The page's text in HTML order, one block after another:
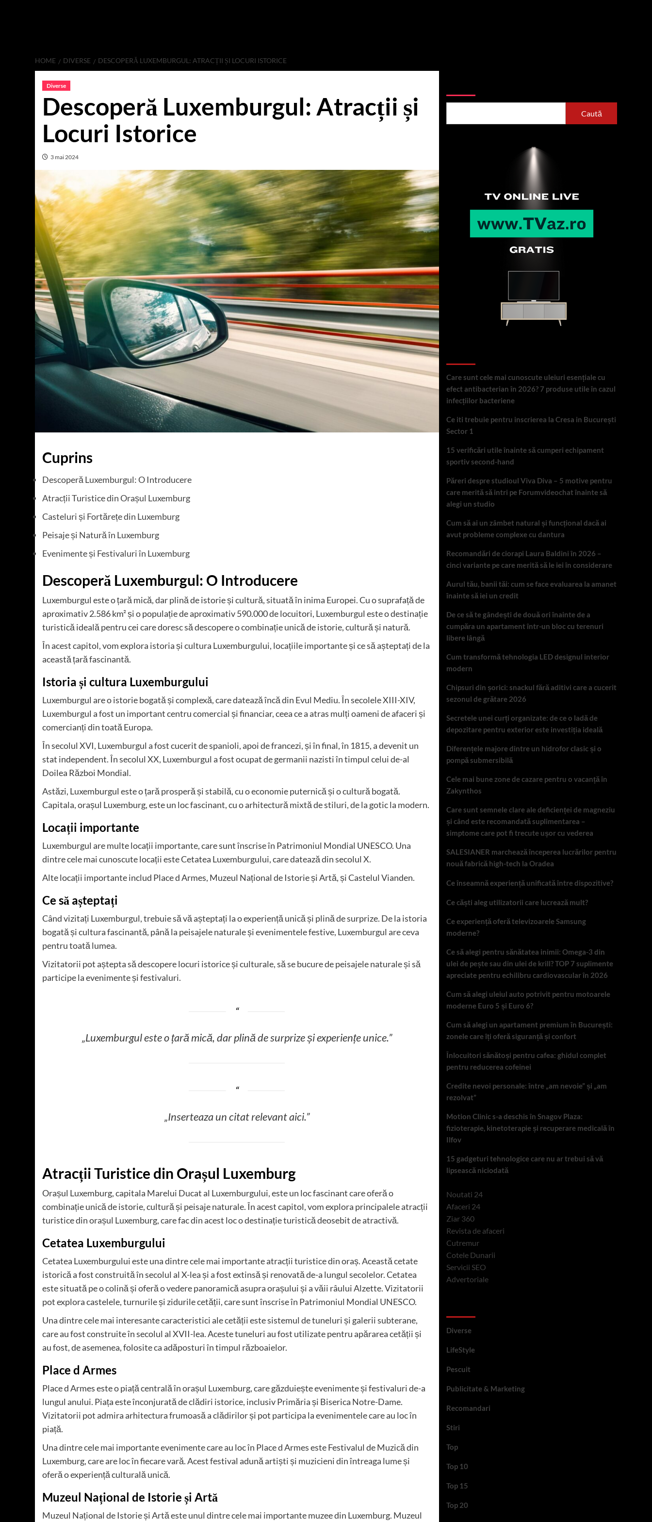
HOME DIVERSE DESCOPERĂ LUXEMBURGUL: ATRACȚII ȘI LOCURI ISTORICE
Diverse
Descoperă Luxemburgul: Atracții și
Locuri Istorice
3 mai 2024
Cuprins
Descoperă Luxemburgul: O Introducere
Atracții Turistice din Orașul Luxemburg
Casteluri și Fortărețe din Luxemburg
Peisaje și Natură în Luxemburg
Evenimente și Festivaluri în Luxemburg
Descoperă Luxemburgul: O Introducere
Luxemburgul este o țară mică, dar plină de istorie și cultură, situată în inima Europei. Cu o suprafață de
aproximativ 2.586 km² și o populație de aproximativ 590.000 de locuitori, Luxemburgul este o destinație
turistică ideală pentru cei care doresc să descopere o combinație unică de istorie, cultură și natură.
În acest capitol, vom explora istoria și cultura Luxemburgului, locațiile importante și ce să așteptați de la
această țară fascinantă.
Istoria și cultura Luxemburgului
Luxemburgul are o istorie bogată și complexă, care datează încă din Evul Mediu. În secolele XIII-XIV,
Luxemburgul a fost un important centru comercial și financiar, ceea ce a atras mulți oameni de afaceri și
comercianți din toată Europa.
În secolul XVI, Luxemburgul a fost cucerit de spanioli, apoi de francezi, și în final, în 1815, a devenit un
stat independent. În secolul XX, Luxemburgul a fost ocupat de germanii nazisti în timpul celui de-al
Doilea Război Mondial.
Astăzi, Luxemburgul este o țară prosperă și stabilă, cu o economie puternică și o cultură bogată.
Capitala, orașul Luxemburg, este un loc fascinant, cu o arhitectură mixtă de stiluri, de la gotic la modern.
Locații importante
Luxemburgul are multe locații importante, care sunt înscrise în Patrimoniul Mondial UNESCO. Una
dintre cele mai cunoscute locații este Cetatea Luxemburgului, care datează din secolul X.
Alte locații importante includ Place d Armes, Muzeul Național de Istorie și Artă, și Castelul Vianden.
Ce să așteptați
Când vizitați Luxemburgul, trebuie să vă așteptați la o experiență unică și plină de surprize. De la istoria
bogată și cultura fascinantă, până la peisajele naturale și evenimentele festive, Luxemburgul are ceva
pentru toată lumea.
Vizitatorii pot aștepta să descopere locuri istorice și culturale, să se bucure de peisajele naturale și să
participe la evenimente și festivaluri.
„Luxemburgul este o țară mică, dar plină de surprize și experiențe unice.”
„Inserteaza un citat relevant aici.”
Atracții Turistice din Orașul Luxemburg
Orașul Luxemburg, capitala Marelui Ducat al Luxemburgului, este un loc fascinant care oferă o
combinație unică de istorie, cultură și peisaje naturale. În acest capitol, vom explora principalele atracții
turistice din orașul Luxemburg, care fac din acest loc o destinație turistică deosebit de atractivă.
Cetatea Luxemburgului
Cetatea Luxemburgului este una dintre cele mai importante atracții turistice din oraș. Această cetate
istorică a fost construită în secolul al X-lea și a fost extinsă și renovată de-a lungul secolelor. Cetatea
este situată pe o colină și oferă o vedere panoramică asupra orașului și a văii râului Alzette. Vizitatorii
pot explora castelele, turnurile și zidurile cetății, care sunt înscrise în Patrimoniul Mondial UNESCO.
Una dintre cele mai interesante caracteristici ale cetății este sistemul de tuneluri și galerii subterane,
care au fost construite în secolul al XVII-lea. Aceste tuneluri au fost utilizate pentru apărarea cetății și
au fost, de asemenea, folosite ca adăposturi în timpul războaielor.
Place d Armes
Place d Armes este o piață centrală în orașul Luxemburg, care găzduiește evenimente și festivaluri de-a
lungul anului. Piața este înconjurată de clădiri istorice, inclusiv Primăria și Biserica Notre-Dame.
Vizitatorii pot admira arhitectura frumoasă a clădirilor și pot participa la evenimentele care au loc în
piață.
Una dintre cele mai importante evenimente care au loc în Place d Armes este Festivalul de Muzică din
Luxemburg, care are loc în fiecare vară. Acest festival adună artiști și muzicieni din întreaga lume și
oferă o experiență culturală unică.
Muzeul Național de Istorie și Artă
Muzeul Național de Istorie și Artă este unul dintre cele mai importante muzee din Luxemburg. Muzeul
Caută
Care sunt cele mai cunoscute uleiuri esențiale cu
efect antibacterian în 2026? 7 produse utile în cazul
infecțiilor bacteriene
Ce iti trebuie pentru inscrierea la Cresa in București
Sector 1
15 verificări utile înainte să cumperi echipament
sportiv second-hand
Păreri despre studioul Viva Diva – 5 motive pentru
care merită să intri pe Forumvideochat înainte să
alegi un studio
Cum să ai un zâmbet natural și funcțional dacă ai
avut probleme complexe cu dantura
Recomandări de ciorapi Laura Baldini în 2026 –
cinci variante pe care merită să le iei în considerare
Aurul tău, banii tăi: cum se face evaluarea la amanet
înainte să iei un credit
De ce să te gândești de două ori înainte de a
cumpăra un apartament într-un bloc cu terenuri
libere lângă
Cum transformă tehnologia LED designul interior
modern
Chipsuri din șorici: snackul fără aditivi care a cucerit
sezonul de grătare 2026
Secretele unei curți organizate: de ce o ladă de
depozitare pentru exterior este investiția ideală
Diferențele majore dintre un hidrofor clasic și o
pompă submersibilă
Cele mai bune zone de cazare pentru o vacanță în
Zakynthos
Care sunt semnele clare ale deficienței de magneziu
și când este recomandată suplimentarea –
simptome care pot fi trecute ușor cu vederea
SALESIANER marchează începerea lucrărilor pentru
nouă fabrică high-tech la Oradea
Ce înseamnă experiență unificată între dispozitive?
Ce căști aleg utilizatorii care lucrează mult?
Ce experiență oferă televizoarele Samsung
moderne?
Ce să alegi pentru sănătatea inimii: Omega-3 din
ulei de pește sau din ulei de krill? TOP 7 suplimente
apreciate pentru echilibru cardiovascular în 2026
Cum să alegi uleiul auto potrivit pentru motoarele
moderne Euro 5 și Euro 6?
Cum să alegi un apartament premium în București:
zonele care îți oferă siguranță și confort
Înlocuitori sănătoși pentru cafea: ghidul complet
pentru reducerea cofeinei
Credite nevoi personale: între „am nevoie” și „am
rezolvat”
Motion Clinic s-a deschis în Snagov Plaza:
fizioterapie, kinetoterapie și recuperare medicală în
Ilfov
15 gadgeturi tehnologice care nu ar trebui să vă
lipsească niciodată
Noutati 24
Afaceri 24
Ziar 360
Revista de afaceri
Cutremur
Cotele Dunarii
Servicii SEO
Advertoriale
Diverse
LifeStyle
Pescuit
Publicitate & Marketing
Recomandari
Stiri
Top
Top 10
Top 15
Top 20